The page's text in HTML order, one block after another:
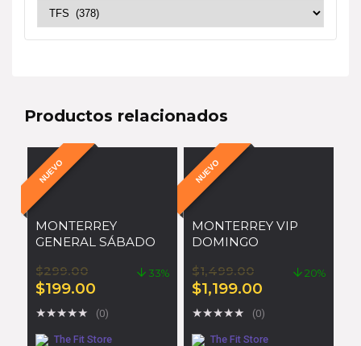
Productos relacionados
NUEVO
MONTERREY
GENERAL SÁBADO
$299.00
$199.00
33%
★★★★★ (0)
The Fit Store
NUEVO
MONTERREY VIP
DOMINGO
$1,499.00
$1,199.00
20%
★★★★★ (0)
The Fit Store